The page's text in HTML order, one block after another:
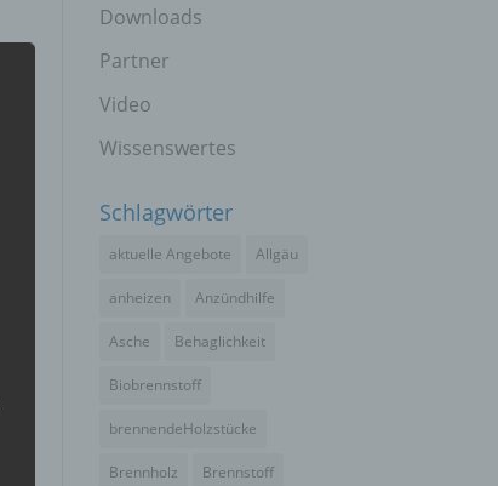
Downloads
Partner
Video
Wissenswertes
Schlagwörter
aktuelle Angebote Allgäu
anheizen Anzündhilfe
Asche Behaglichkeit
Biobrennstoff
brennendeHolzstücke
Brennholz Brennstoff